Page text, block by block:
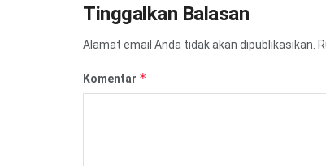
Tinggalkan Balasan
Alamat email Anda tidak akan dipublikasikan.
Komentar *